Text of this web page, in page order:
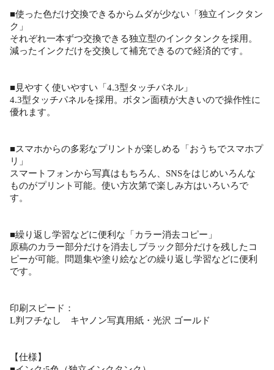
■使った色だけ交換できるからムダが少ない「独立インクタン
ク」
それぞれ一本ずつ交換できる独立型のインクタンクを採用。
減ったインクだけを交換して補充できるので経済的です。
■見やすく使いやすい「4.3型タッチパネル」
4.3型タッチパネルを採用。ボタン面積が大きいので操作性に
優れます。
■スマホからの多彩なプリントが楽しめる「おうちでスマホプ
リ」
スマートフォンから写真はもちろん、SNSをはじめいろんな
ものがプリント可能。使い方次第で楽しみ方はいろいろで
す。
■繰り返し学習などに便利な「カラー消去コピー」
原稿のカラー部分だけを消去しブラック部分だけを残したコ
ピーが可能。問題集や塗り絵などの繰り返し学習などに便利
です。
印刷スピード：
L判フチなし キヤノン写真用紙・光沢 ゴールド
【仕様】